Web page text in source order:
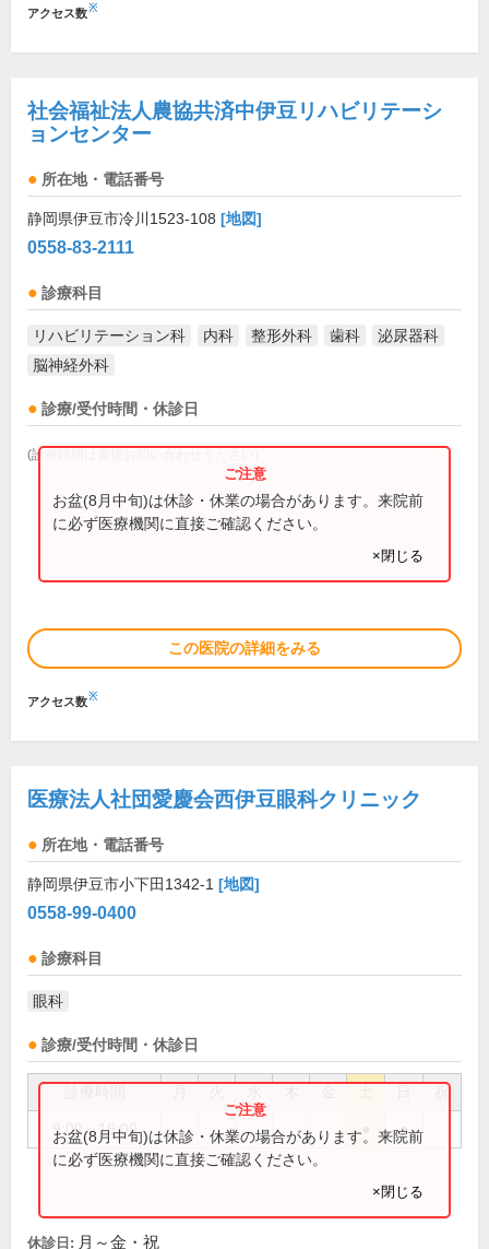
アクセス数※
社会福祉法人農協共済中伊豆リハビリテーシ
ョンセンター
所在地・電話番号
静岡県伊豆市冷川1523-108 [地図]
0558-83-2111
診療科目
リハビリテーション科 内科 整形外科 歯科
泌尿器科
脳神経外科
診療/受付時間・休診日
(診療時間は直接お問い合わせください)
お盆(8月中旬)は休診・休業の場合があります。来院前
に必ず医療機関に直接ご確認ください。
×閉じる
この医院の詳細をみる
アクセス数※
医療法人社団愛慶会西伊豆眼科クリニック
所在地・電話番号
静岡県伊豆市小下田1342-1 [地図]
0558-99-0400
診療科目
眼科
診療/受付時間・休診日
祝
9:00～16:00 ●
お盆(8月中旬)は休診・休業の場合があります。来院前
に必ず医療機関に直接ご確認ください。
×閉じる
休診日: 月～金・祝